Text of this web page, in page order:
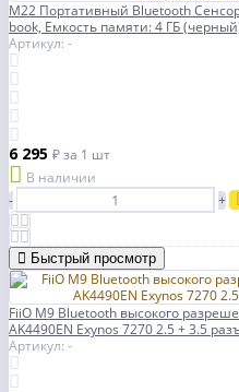
M22 Портативный Bluetooth
book, Емкость памяти: 4 ГБ
Артикул: -
6 295 ₽за 1 шт
В наличии
-
+
Быстрый просмотр
FiiO M9 Bluetooth высокого
AK4490EN Exynos 7270 2.5 + 3.5
Артикул: -